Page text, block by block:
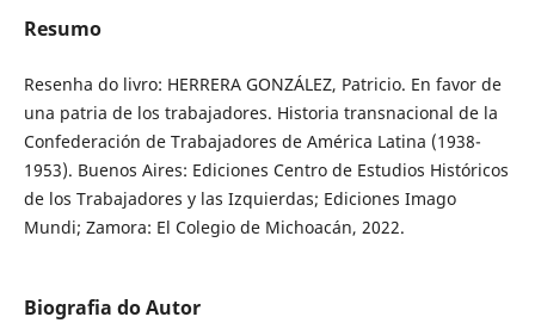
Resumo
Resenha do livro: HERRERA GONZÁLEZ, Patricio. En favor de
una patria de los trabajadores. Historia transnacional de la
Confederación de Trabajadores de América Latina (1938-
1953). Buenos Aires: Ediciones Centro de Estudios Históricos
de los Trabajadores y las Izquierdas; Ediciones Imago
Mundi; Zamora: El Colegio de Michoacán, 2022.
Biografia do Autor